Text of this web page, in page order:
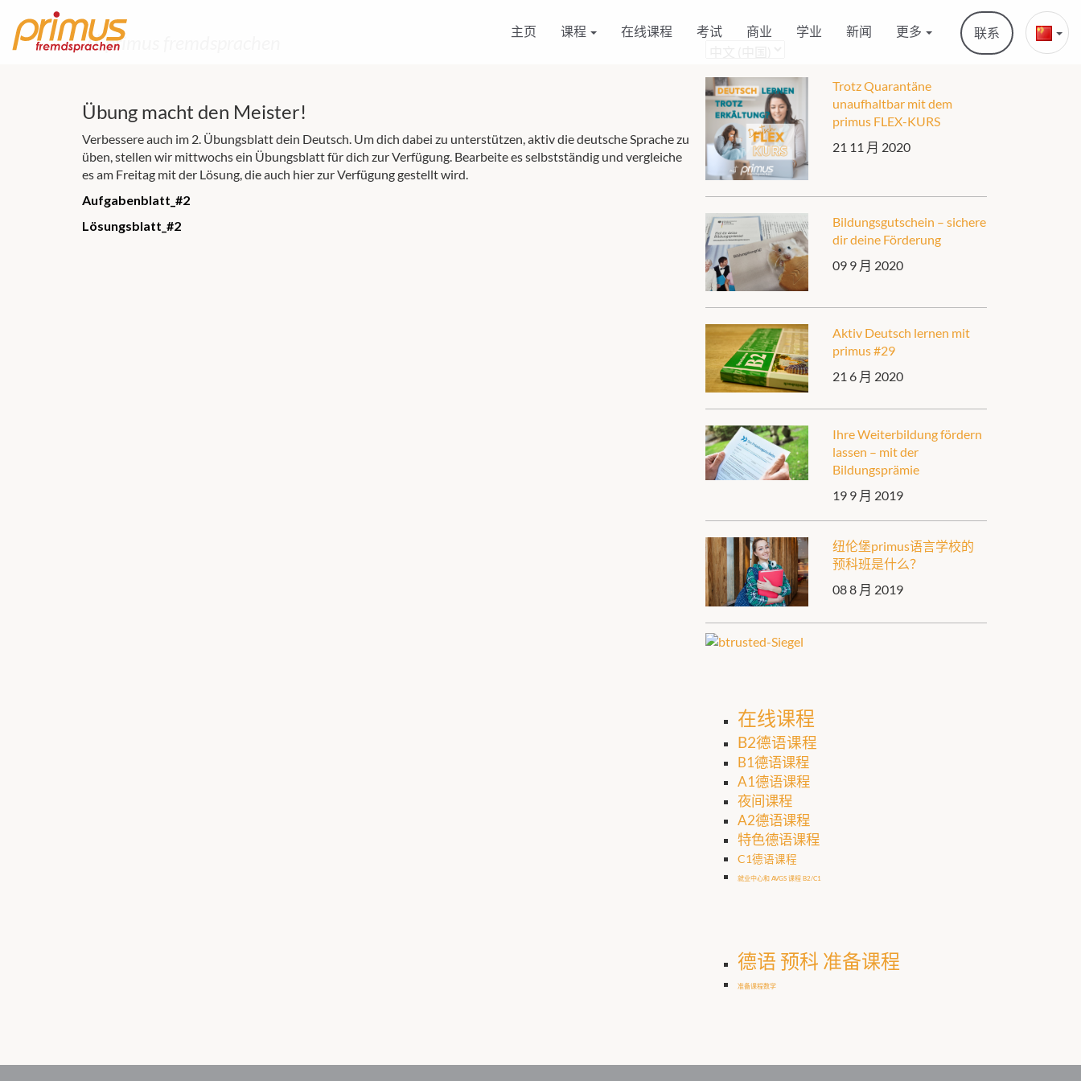
联系
主页 课程 在线课程 考试 商业 学业 新闻 更多
从 primus fremdsprachen
Übung macht den Meister!
Verbessere auch im 2. Übungsblatt dein Deutsch. Um dich dabei zu unterstützen, aktiv die deutsche Sprache zu
üben, stellen wir mittwochs ein Übungsblatt für dich zur Verfügung. Bearbeite es selbstständig und vergleiche
es am Freitag mit der Lösung, die auch hier zur Verfügung gestellt wird.
Aufgabenblatt_#2
Lösungsblatt_#2
语
言
Trotz Quarantäne
unaufhaltbar mit dem
primus FLEX-KURS
21 11 月 2020
Bildungsgutschein – sichere
dir deine Förderung
09 9 月 2020
Aktiv Deutsch lernen mit
primus #29
21 6 月 2020
Ihre Weiterbildung fördern
lassen – mit der
Bildungsprämie
19 9 月 2019
纽伦堡primus语言学校的
预科班是什么？
08 8 月 2019
在线课程
B2德语课程
B1德语课程
A1德语课程
夜间课程
A2德语课程
特色德语课程
C1德语课程
就业中心和 AVGS 课程 B2/C1
德语 预科 准备课程
准备课程数学